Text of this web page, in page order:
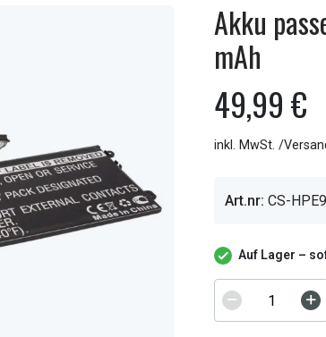
Akku
mAh
49,99 €
inkl. MwSt. /
Art.nr: CS-
Auf Lager –